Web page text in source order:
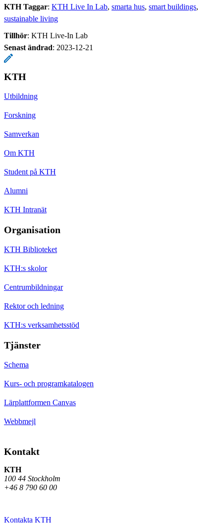
KTH Taggar: KTH Live In Lab smarta hus smart buildings
sustainable living
Tillhör: KTH Live-In Lab
Senast ändrad: 2023-12-21
KTH
Utbildning
Forskning
Samverkan
Om KTH
Student på KTH
Alumni
KTH Intranät
Organisation
KTH Biblioteket
KTH:s skolor
Centrumbildningar
Rektor och ledning
KTH:s verksamhetsstöd
Tjänster
Schema
Kurs- och programkatalogen
Lärplattformen Canvas
Webbmejl
Kontakt
KTH
100 44 Stockholm
+46 8 790 60 00
Kontakta KTH